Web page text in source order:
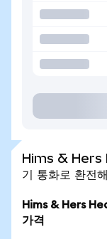
Hims & Hers
기 통화로 환전
Hims & Hers
가격